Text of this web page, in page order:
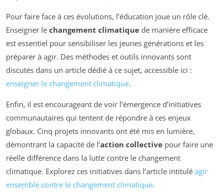
Pour faire face à ces évolutions, l’éducation joue un rôle clé.
Enseigner le changement climatique de manière efficace
est essentiel pour sensibiliser les jeunes générations et les
préparer à agir. Des méthodes et outils innovants sont
discutés dans un article dédié à ce sujet, accessible ici :
enseigner le changement climatique.
Enfin, il est encourageant de voir l’émergence d’initiatives
communautaires qui tentent de répondre à ces enjeux
globaux. Cinq projets innovants ont été mis en lumière,
démontrant la capacité de l’action collective pour faire une
réelle différence dans la lutte contre le changement
climatique. Explorez ces initiatives dans l’article intitulé agir
ensemble contre le changement climatique.